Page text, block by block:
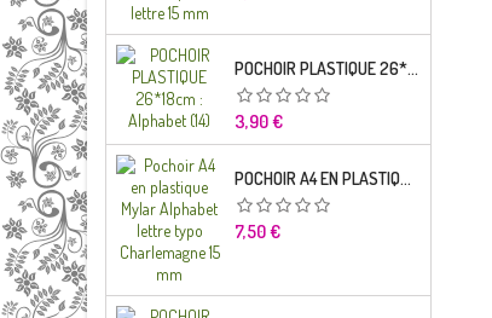
POCHOIR PLASTIQUE 26*18CM : ALPHABET (14)
Prix
3,90 €
POCHOIR A4 EN PLASTIQUE MYLAR ALPHABET LETTRE TYPO CHARLEMAGNE
Prix
7,50 €